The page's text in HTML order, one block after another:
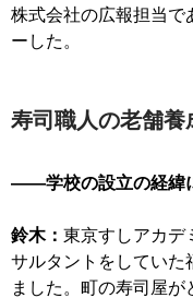
株式会社の広報担当で
ーした。
寿司職人の老舗養
――学校の設立の経緯
鈴木： 東京すしアカデ
サルタントをしていた
ました。町の寿司屋